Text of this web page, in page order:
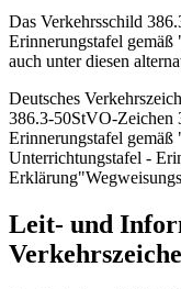
Das Verkehrsschild
Erinnerungstafel
auch unter diesen
Deutsches
386.3-50StVO-Zeichen
Erinnerungstafel
Unterrichtungstafel -
Erklärung"
Leit- und